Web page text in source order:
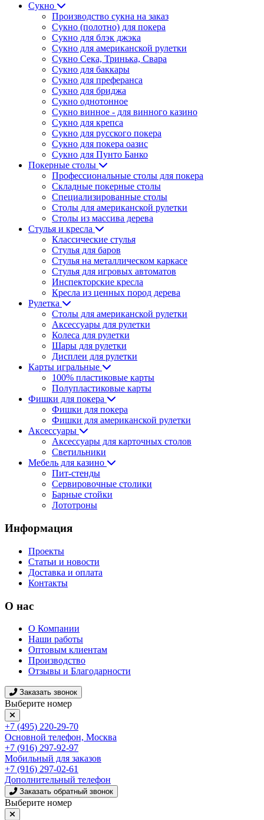
Сукно
Производство сукна на заказ
Сукно (полотно) для покера
Сукно для блэк джэка
Сукно для американской рулетки
Сукно Сека, Тринька, Свара
Сукно для баккары
Сукно для преферанса
Сукно для бриджа
Сукно однотонное
Сукно винное - для винного казино
Сукно для крепса
Сукно для русского покера
Сукно для покера оазис
Сукно для Пунто Банко
Покерные столы
Профессиональные столы для покера
Складные покерные столы
Специализированные столы
Столы для американской рулетки
Столы из массива дерева
Стулья и кресла
Классические стулья
Стулья для баров
Стулья на металлическом каркасе
Стулья для игровых автоматов
Инспекторские кресла
Кресла из ценных пород дерева
Рулетка
Столы для американской рулетки
Аксессуары для рулетки
Колеса для рулетки
Шары для рулетки
Дисплеи для рулетки
Карты игральные
100% пластиковые карты
Полупластиковые карты
Фишки для покера
Фишки для покера
Фишки для американской рулетки
Аксессуары
Аксессуары для карточных столов
Светильники
Мебель для казино
Пит-стенды
Сервировочные столики
Барные стойки
Лототроны
Информация
Проекты
Статьи и новости
Доставка и оплата
Контакты
О нас
О Компании
Наши работы
Оптовым клиентам
Производство
Отзывы и Благодарности
Заказать звонок
Выберите номер
+7 (495) 220-29-70
Основной телефон, Москва
+7 (916) 297-92-97
Мобильный для заказов
+7 (916) 297-02-61
Дополнительный телефон
Заказать обратный звонок
Выберите номер